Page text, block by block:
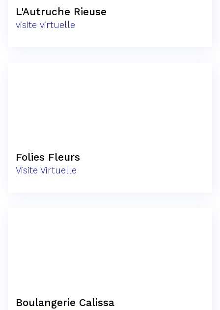
L'Autruche Rieuse
visite virtuelle
Folies Fleurs
Visite Virtuelle
Boulangerie Calissa